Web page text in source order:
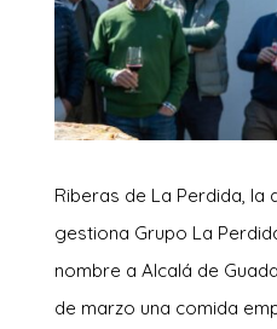
Riberas de La Perdida, la
gestiona Grupo La
nombre a Alcalá de
de marzo una comida